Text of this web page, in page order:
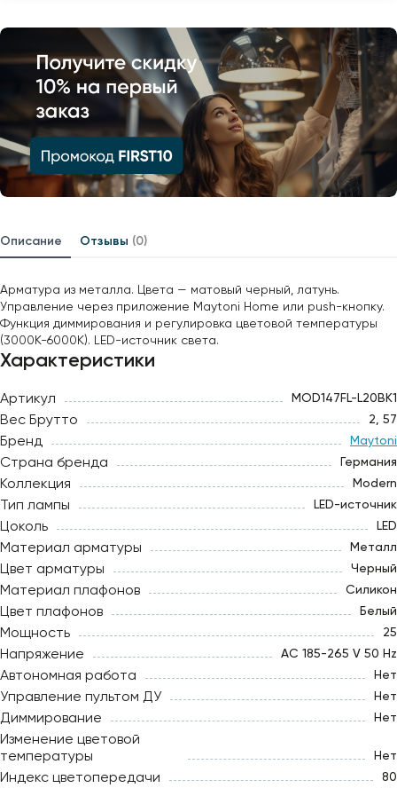
Описание Отзывы (0)
Арматура из металла. Цвета — матовый черный, латунь.
Управление через приложение Maytoni Home или push-кнопку.
Функция диммирования и регулировка цветовой температуры
(3000К-6000К). LED-источник света.
Характеристики
Артикул MOD147FL-L20BK1
Вес Брутто 2, 57
Бренд Maytoni
Страна бренда Германия
Коллекция Modern
Тип лампы LED-источник
Цоколь LED
Материал арматуры Металл
Цвет арматуры Черный
Материал плафонов Силикон
Цвет плафонов Белый
Мощность 25
Напряжение AC 185-265 V 50 Hz
Автономная работа Нет
Управление пультом ДУ Нет
Диммирование Нет
Изменение цветовой
температуры
Нет
Индекс цветопередачи 80